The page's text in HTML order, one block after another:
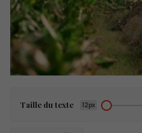
Taille du texte 12px